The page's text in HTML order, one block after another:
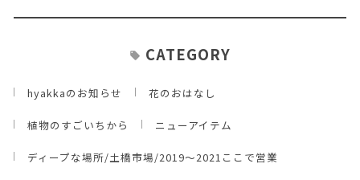
CATEGORY
hyakkaのお知らせ 花のおはなし
植物のすごいちから ニューアイテム
ディープな場所/土橋市場/2019～2021ここで営業